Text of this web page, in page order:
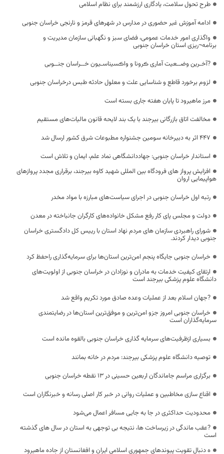
طرح تحول سلامت، یادگاری ارزشمند برای نظام اسلامی
ادامه آموزش غیر حضوری در مدارس در شهرهای قرمز و نارنجی خراسان جنوبی
واگذاری امور خدمات عمومی، فضای سبز و نگهبانی سازمان مدیریت و
برنامه¬ریزی استان خراسان جنوبی
?آخـرین وضــعیت آماری ڪرونا و واڪسیناسـیون خــراسان جنــوبی
لزوم برخورد قاطع و شناسایی علت و معلول حادثه طبس درخراسان جنوبی
مرز ماهیرود تا پایان هفته جاری بسته است
مخالفت اتاق بازرگانی بیرجند با یک بند لایحه قانون مالیات‌های مستقیم
۴۴۷ اثر به دبیرخانه سومین جشنواره مطبوعات شرق کشور ارسال شد
استاندار خراسان جنوبی: جهاددانشگاهی نماد علم، ایمان و تلاش است
افزایش پرواز های فرودگاه بین المللی شهید کاوه بیرجند، برقراری مجدد پروازهای
هواپیمایی اروان
رتبه اول خراسان جنوبی در اجرای سیاست‌های مبارزه با مواد مخدر
دولت و مجلس پای کار رفع مشکل خانواده‌های کارگران جانباخته در معدن
شورای راهبردی سازمان های مردم نهاد استان با رییس کل دادگستری خراسان
جنوبی دیدار کردند.
خراسان جنوبی جایگاه پنجم امن‌ترین استان‌ها برای سرمایه‌گذاری راحفظ کرد
ارتقای کیفیت خدمات به مادران و نوزادان در خراسان جنوبی از اولویت‌های
دانشگاه علوم پزشکی بیرجند است
?جهان اسلام بعد از عملیات وعده صادق مورد تکریم واقع شد
خراسان جنوبی امروز جزو امن‌ترین و موفق‌ترین استان‌ها در رضایتمندی
سرمایه‌گذاران است
بسیاری ازظرفیت‌های سرمایه گذاری خراسان جنوبی بالقوه مانده است
توصیه دانشگاه علوم پزشکی بیرجند: مردم در خانه بمانند
برگزاری مراسم جاماندگان اربعین حسینی در ۱۳ نقطه خراسان جنوبی
اقناع سازی مخاطبین و عملیات روانی در خبر کار اصلی رسانه و خبرنگاران است
محدودیت حداکثری در جا به جایی مسافر اعمال می‌شود
?عقب ماندگی در زیرساخت ها، نتیجه بی توجهی به استان در سال های گذشته
است
ه دنبال تقویت پیوندهای جمهوری اسلامی ایران و افغانستان از جاده ماهیرود